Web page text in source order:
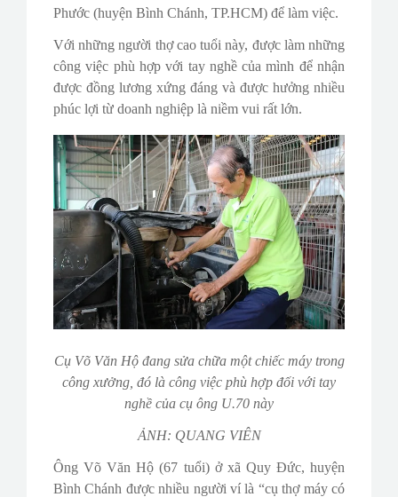
Phước (huyện Bình Chánh, TP.HCM) để làm việc.
Với những người thợ cao tuổi này, được làm những
công việc phù hợp với tay nghề của mình để nhận
được đồng lương xứng đáng và được hưởng nhiều
phúc lợi từ doanh nghiệp là niềm vui rất lớn.
Cụ Võ Văn Hộ đang sửa chữa một chiếc máy trong
công xưởng, đó là công việc phù hợp đối với tay
nghề của cụ ông U.70 này
ẢNH: QUANG VIÊN
Ông Võ Văn Hộ (67 tuổi) ở xã Quy Đức, huyện
Bình Chánh được nhiều người ví là “cụ thợ máy có